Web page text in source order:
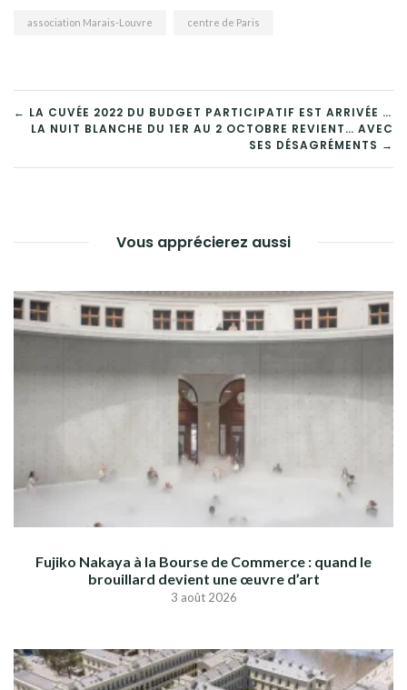
association Marais-Louvre centre de Paris
NAVIGATION
DE
← LA CUVÉE 2022 DU BUDGET PARTICIPATIF EST ARRIVÉE …
LA NUIT BLANCHE DU 1ER AU 2 OCTOBRE REVIENT… AVEC
SES DÉSAGRÉMENTS →
Vous apprécierez aussi
Fujiko Nakaya à la Bourse de Commerce : quand le
brouillard devient une œuvre d’art
3 août 2026